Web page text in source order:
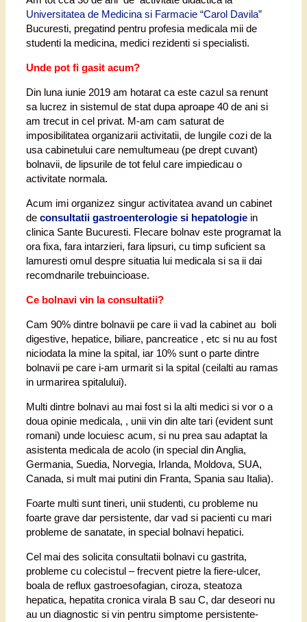
Universitatea de Medicina si Farmacie “Carol Davila”
Bucuresti, pregatind pentru profesia medicala mii de
studenti la medicina, medici rezidenti si specialisti.
Unde pot fi gasit acum?
Din luna iunie 2019 am hotarat ca este cazul sa renunt
sa lucrez in sistemul de stat dupa aproape 40 de ani si
am trecut in cel privat. M-am cam saturat de
imposibilitatea organizarii activitatii, de lungile cozi de la
usa cabinetului care nemultumeau (pe drept cuvant)
bolnavii, de lipsurile de tot felul care impiedicau o
activitate normala.
Acum imi organizez singur activitatea avand un cabinet
de consultatii gastroenterologie si hepatologie in
clinica Sante Bucuresti. FIecare bolnav este programat la
ora fixa, fara intarzieri, fara lipsuri, cu timp suficient sa
lamuresti omul despre situatia lui medicala si sa ii dai
recomdnarile trebuincioase.
Ce bolnavi vin la consultatii?
Cam 90% dintre bolnavii pe care ii vad la cabinet au boli
digestive, hepatice, biliare, pancreatice , etc si nu au fost
niciodata la mine la spital, iar 10% sunt o parte dintre
bolnavii pe care i-am urmarit si la spital (ceilalti au ramas
in urmarirea spitalului).
Multi dintre bolnavi au mai fost si la alti medici si vor o a
doua opinie medicala, , unii vin din alte tari (evident sunt
romani) unde locuiesc acum, si nu prea sau adaptat la
asistenta medicala de acolo (in special din Anglia,
Germania, Suedia, Norvegia, Irlanda, Moldova, SUA,
Canada, si mult mai putini din Franta, Spania sau Italia).
Foarte multi sunt tineri, unii studenti, cu probleme nu
foarte grave dar persistente, dar vad si pacienti cu mari
probleme de sanatate, in special bolnavi hepatici.
Cel mai des solicita consultatii bolnavi cu gastrita,
probleme cu colecistul – frecvent pietre la fiere-ulcer,
boala de reflux gastroesofagian, ciroza, steatoza
hepatica, hepatita cronica virala B sau C, dar deseori nu
au un diagnostic si vin pentru simptome persistente-